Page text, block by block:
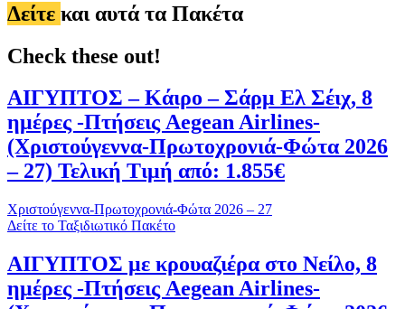
Δείτε και αυτά τα Πακέτα
Check these out!
ΑΙΓΥΠΤΟΣ – Κάιρο – Σάρμ Ελ Σέιχ, 8
ημέρες -Πτήσεις Aegean Airlines-
(Χριστούγεννα-Πρωτοχρονιά-Φώτα 2026
– 27) Τελική Τιμή από: 1.855€
Χριστούγεννα-Πρωτοχρονιά-Φώτα 2026 – 27
Δείτε το Ταξιδιωτικό Πακέτο
ΑΙΓΥΠΤΟΣ με κρουαζιέρα στο Νείλο, 8
ημέρες -Πτήσεις Aegean Airlines-